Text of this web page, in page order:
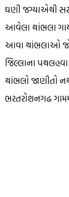
ઘણી જગ્યાએથી
આવેલા થાંભલા
આવા થાંભલાઓ
જિલ્લાના
થાંભલો જાણીતો
ભરતરોશનગઢ